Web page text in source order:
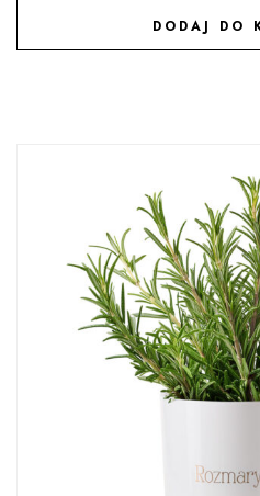
DODAJ DO
DODAJ DO